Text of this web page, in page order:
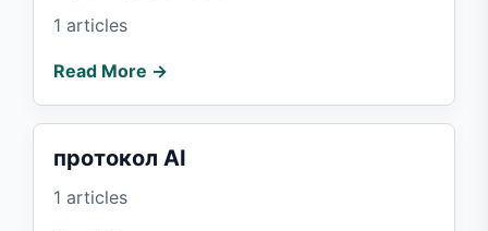
1 articles
Read More →
протокол AI
1 articles